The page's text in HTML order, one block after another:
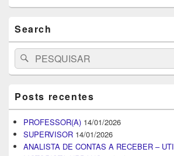
Search
Search
for:
Pesquisar
Posts recentes
PROFESSOR(A) 14/01/2026
SUPERVISOR 14/01/2026
ANALISTA DE CONTAS A RECEBER – UTI